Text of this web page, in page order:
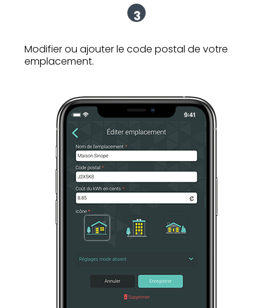
3
Modifier ou ajouter le code postal de votre
emplacement.